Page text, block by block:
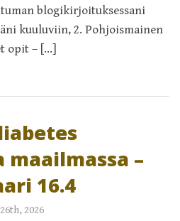
blogikirjoituksessani
kuuluviin, 2. Pohjoismainen
opit – […]
–
16.4
2026